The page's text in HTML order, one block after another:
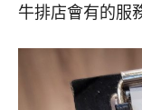
牛排店會有的服